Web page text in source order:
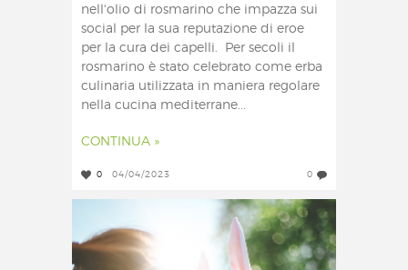
nell'olio di rosmarino che impazza sui
social per la sua reputazione di eroe
per la cura dei capelli. Per secoli il
rosmarino è stato celebrato come erba
culinaria utilizzata in maniera regolare
nella cucina mediterrane...
CONTINUA »
0 04/04/2023 0